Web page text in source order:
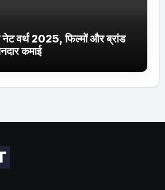
नेट वर्थ 2025, फिल्मों और ब्रांड
कमाई